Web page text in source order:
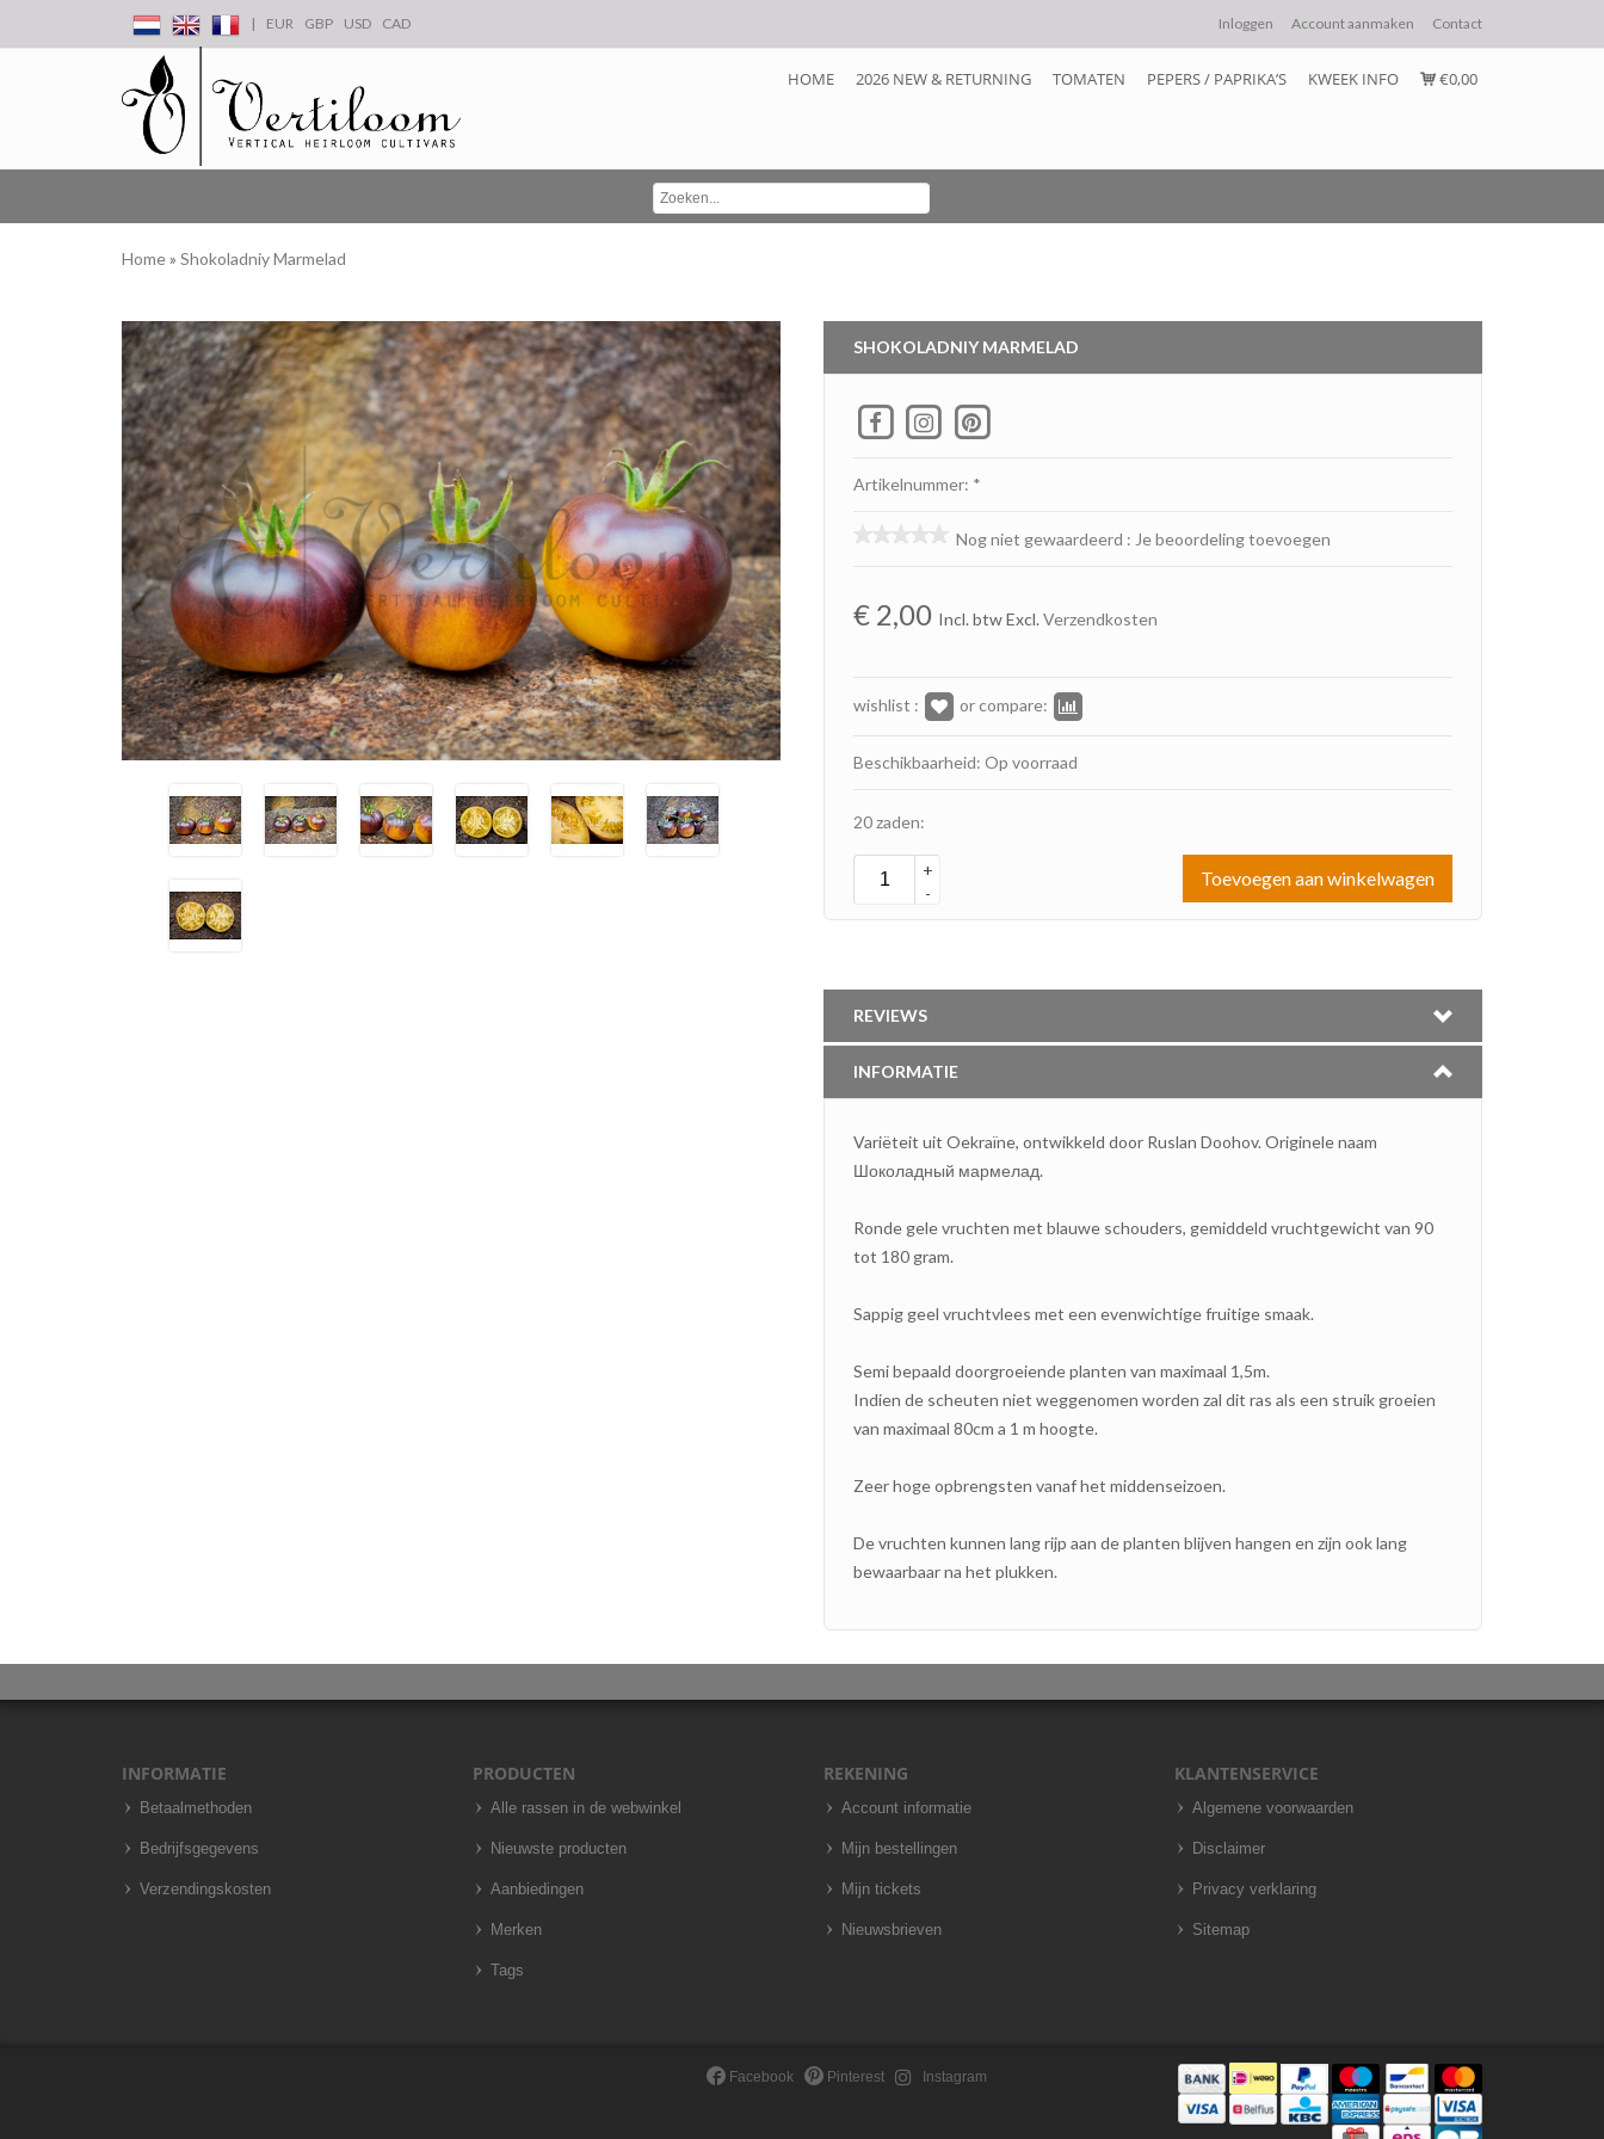
| EUR GBP USD CAD Inloggen Account aanmaken Contact
HOME 2026 NEW & RETURNING TOMATEN PEPERS / PAPRIKA’S KWEEK INFO €0,00
Home» Shokoladniy Marmelad
SHOKOLADNIY MARMELAD
Artikelnummer: *
Nog niet gewaardeerd : Je beoordeling toevoegen
€ 2,00 Incl. btw Excl. Verzendkosten
wishlist : or compare:
Beschikbaarheid: Op voorraad
20 zaden:
+
-
Toevoegen aan winkelwagen
REVIEWS
INFORMATIE
Variëteit uit Oekraïne, ontwikkeld door Ruslan Doohov. Originele naam
Шоколадный мармелад.
Ronde gele vruchten met blauwe schouders, gemiddeld vruchtgewicht van 90
tot 180 gram.
Sappig geel vruchtvlees met een evenwichtige fruitige smaak.
Semi bepaald doorgroeiende planten van maximaal 1,5m.
Indien de scheuten niet weggenomen worden zal dit ras als een struik groeien
van maximaal 80cm a 1 m hoogte.
Zeer hoge opbrengsten vanaf het middenseizoen.
De vruchten kunnen lang rijp aan de planten blijven hangen en zijn ook lang
bewaarbaar na het plukken.
INFORMATIE
Betaalmethoden
Bedrijfsgegevens
Verzendingskosten
PRODUCTEN
Alle rassen in de webwinkel
Nieuwste producten
Aanbiedingen
Merken
Tags
REKENING
Account informatie
Mijn bestellingen
Mijn tickets
Nieuwsbrieven
KLANTENSERVICE
Algemene voorwaarden
Disclaimer
Privacy verklaring
Sitemap
Facebook Pinterest Instagram